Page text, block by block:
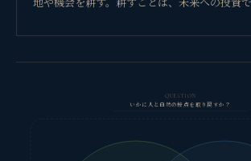
QUESTION
いかに人と自然の接点を取り戻すか？